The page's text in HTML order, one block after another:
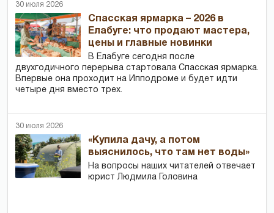
30 июля 2026
Спасская ярмарка – 2026 в
Елабуге: что продают мастера,
цены и главные новинки
В Елабуге сегодня после
двухгодичного перерыва стартовала Спасская ярмарка.
Впервые она проходит на Ипподроме и будет идти
четыре дня вместо трех.
30 июля 2026
«Купила дачу, а потом
выяснилось, что там нет воды»
На вопросы наших читателей отвечает
юрист Людмила Головина